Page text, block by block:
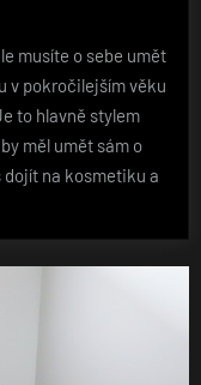
musíte o sebe umět
v pokročilejším věku
to hlavně stylem
měl umět sám o
na kosmetiku a